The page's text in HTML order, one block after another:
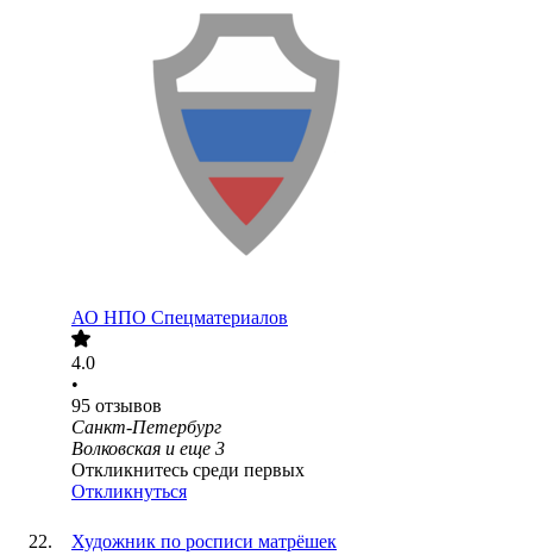
АО НПО Спецматериалов
4.0
•
95 отзывов
Санкт-Петербург
Волковская и еще 3
Откликнитесь среди первых
Откликнуться
Художник по росписи матрёшек